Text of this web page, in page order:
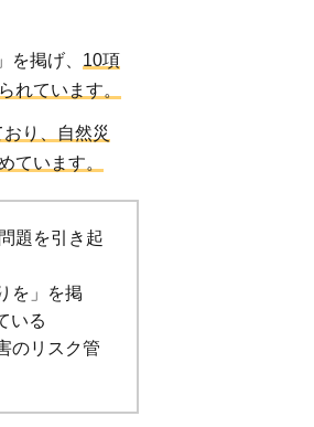
掲げ、 10項
れています。
り、自然災
ています。
題を引き起
を」を掲
いる
のリスク管